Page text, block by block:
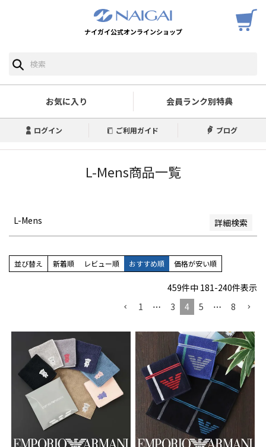
ナイガイ公式オンラインショップ
お気に入り 会員ランク別特典
ログイン ご利用ガイド ブログ
L-Mens商品一覧
L-Mens 詳細検索
並び順
新着順
価格が高い順
優先度順
キーワードヒット順
並び替え 新着順 レビュー順 おすすめ順 価格が安い順
459件中 181-240件表示
1
… 3 4 5 … 8